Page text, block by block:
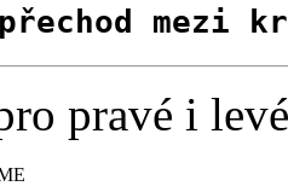
mezi
pravé i